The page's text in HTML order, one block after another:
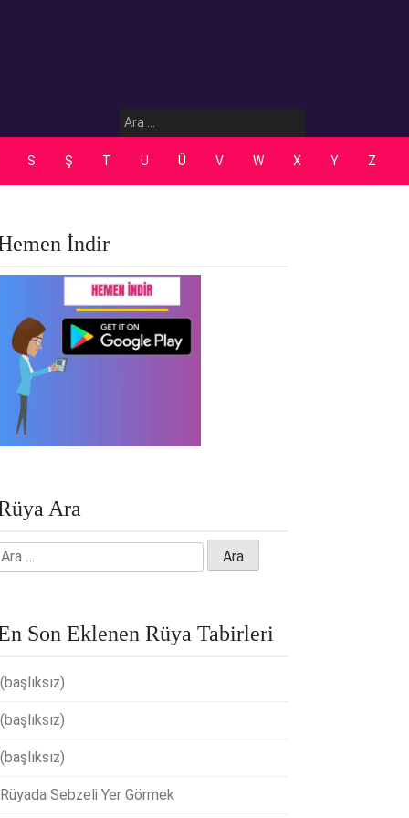
Arama:
S Ş T U Ü V W X Y Z
İndir
Ara
Arama:
Son Eklenen Rüya Tabirleri
(başlıksız)
(başlıksız)
(başlıksız)
Rüyada Sebzeli Yer Görmek